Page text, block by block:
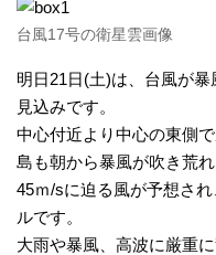
レ
ダ
ー
衛
台風17号の衛星雲画像
明日21日(土)は、台風が
見込みです。
中心付近より中心の東側
島も朝から暴風が吹き荒
45ｍ/sに迫る風が予想さ
ルです。
大雨や暴風、高波に厳重